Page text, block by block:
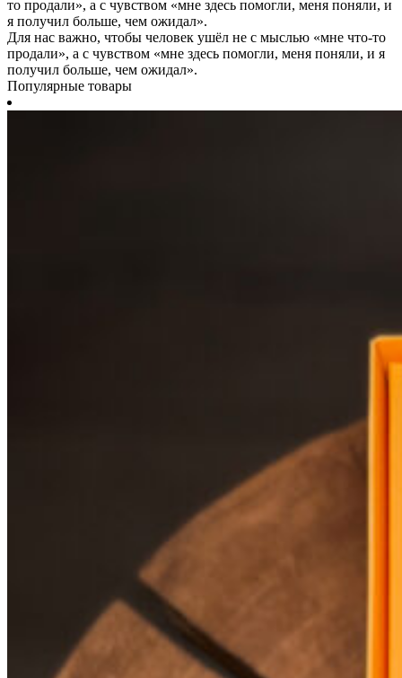
Для нас важно, чтобы человек ушёл не с мыслью «мне что-то
продали», а с чувством «мне здесь помогли, меня поняли, и я
получил больше, чем ожидал».
Популярные товары